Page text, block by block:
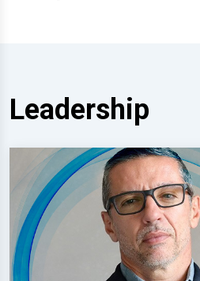
Leadership